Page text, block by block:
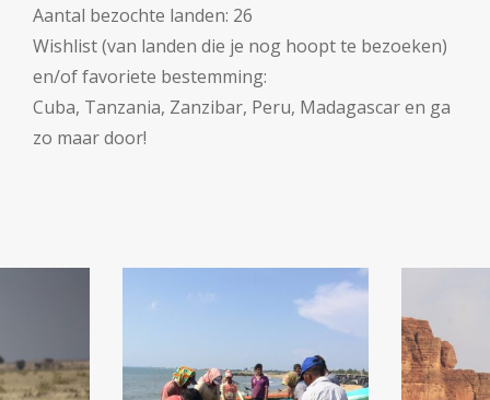
Aantal bezochte landen: 26
Wishlist (van landen die je nog hoopt te bezoeken)
en/of favoriete bestemming:
Cuba, Tanzania, Zanzibar, Peru, Madagascar en ga
zo maar door!